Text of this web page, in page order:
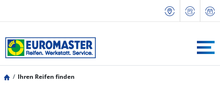
Ihren Reifen finden